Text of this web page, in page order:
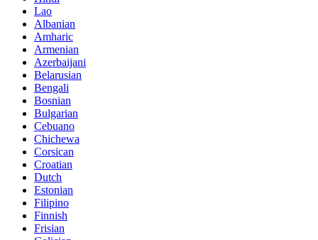
Lao
Albanian
Amharic
Armenian
Azerbaijani
Belarusian
Bengali
Bosnian
Bulgarian
Cebuano
Chichewa
Corsican
Croatian
Dutch
Estonian
Filipino
Finnish
Frisian